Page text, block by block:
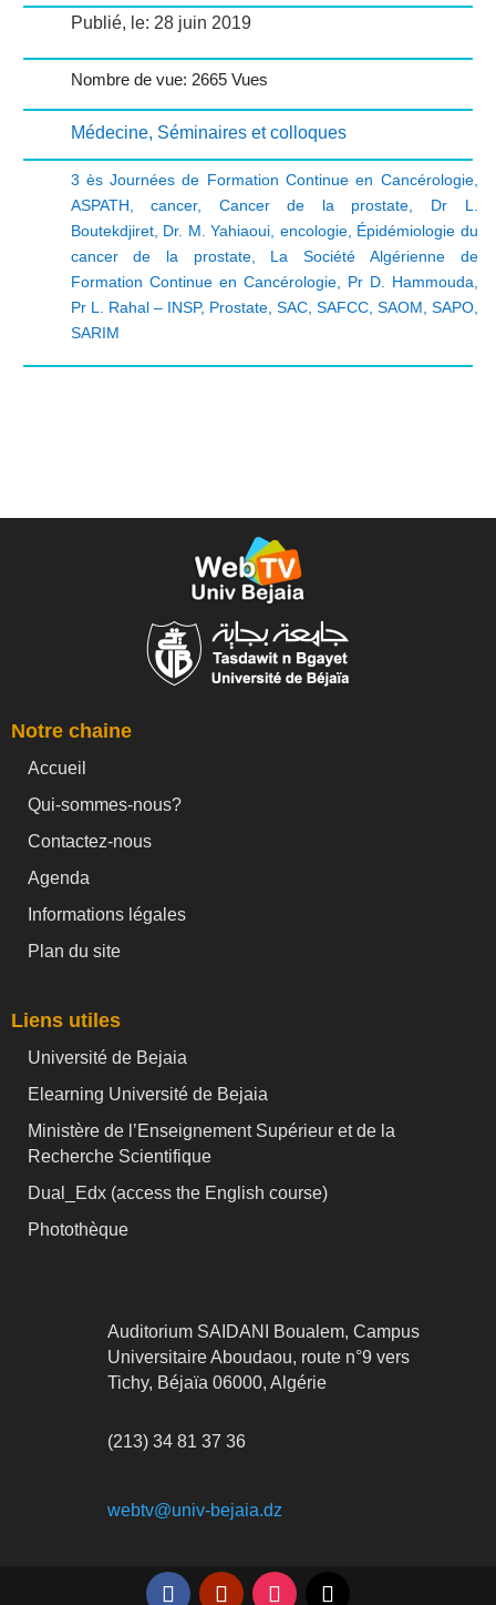
Publié, le: 28 juin 2019
Nombre de vue: 2665 Vues
Médecine, Séminaires et colloques
3 ès Journées de Formation Continue en Cancérologie,
ASPATH ,cancer, Cancer de la prostate
Dr L.
Boutekdjiret, Dr. M. Yahiaoui encologie, Épidémiologie du
cancer de la prostate, La Société Algérienne de
Formation Continue en Cancérologie, Pr D. Hammouda
Pr L. Rahal – INSP, Prostate, SAC, SAFCC, SAOM SAPO,
SARIM
Notre chaine
Accueil
Qui-sommes-nous?
Contactez-nous
Agenda
Informations légales
Plan du site
Liens utiles
Université de Bejaia
Elearning Université de Bejaia
Ministère de l’Enseignement Supérieur et de la
Recherche Scientifique
Dual_Edx (access the English course)
Photothèque
Auditorium SAIDANI Boualem, Campus
Universitaire Aboudaou, route n°9 vers
Tichy, Béjaïa 06000, Algérie
(213) 34 81 37 36
webtv@univ-bejaia.dz